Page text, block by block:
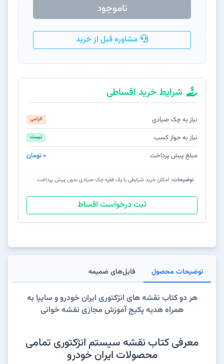
ناموجود
مشاوره قبل از خرید
شرایط خرید اقساطی
نیاز به چک صیادی الزامی
نیاز به جواز کسب نیست
مبلغ پیش پرداخت 0 تومان
توضیحات: امکان خرید شرایطی با یک فقره چک صیادی بدون پیش پرداخت
ثبت درخواست اقساط
توضیحات محصول فایل‌های ضمیمه
هر دو کتاب نقشه های انژکتوری ایران خودرو و سایپا به
همراه هدیه پکیج آموزش مجازی نقشه خوانی
معرفی کتاب نقشه سیستم انژکتوری تمامی
محصولات ایران خودرو